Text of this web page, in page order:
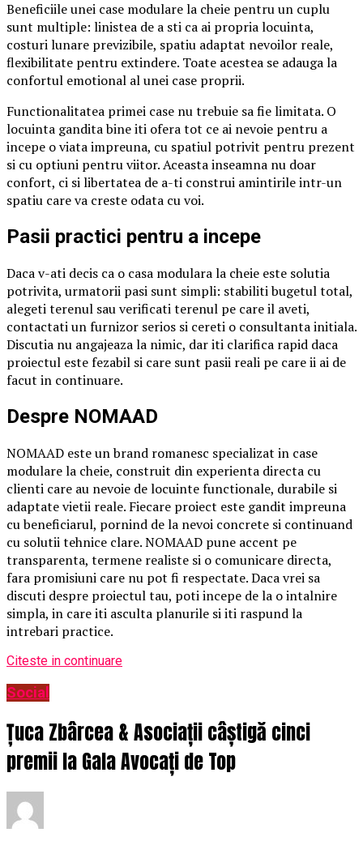
Beneficiile unei case modulare la cheie pentru un cuplu
sunt multiple: linistea de a sti ca ai propria locuinta,
costuri lunare previzibile, spatiu adaptat nevoilor reale,
flexibilitate pentru extindere. Toate acestea se adauga la
confortul emotional al unei case proprii.
Functionalitatea primei case nu trebuie sa fie limitata. O
locuinta gandita bine iti ofera tot ce ai nevoie pentru a
incepe o viata impreuna, cu spatiul potrivit pentru prezent
si cu optiuni pentru viitor. Aceasta inseamna nu doar
confort, ci si libertatea de a-ti construi amintirile intr-un
spatiu care va creste odata cu voi.
Pasii practici pentru a incepe
Daca v-ati decis ca o casa modulara la cheie este solutia
potrivita, urmatorii pasi sunt simpli: stabiliti bugetul total,
alegeti terenul sau verificati terenul pe care il aveti,
contactati un furnizor serios si cereti o consultanta initiala.
Discutia nu angajeaza la nimic, dar iti clarifica rapid daca
proiectul este fezabil si care sunt pasii reali pe care ii ai de
facut in continuare.
Despre NOMAAD
NOMAAD este un brand romanesc specializat in case
modulare la cheie, construit din experienta directa cu
clienti care au nevoie de locuinte functionale, durabile si
adaptate vietii reale. Fiecare proiect este gandit impreuna
cu beneficiarul, pornind de la nevoi concrete si continuand
cu solutii tehnice clare. NOMAAD pune accent pe
transparenta, termene realiste si o comunicare directa,
fara promisiuni care nu pot fi respectate. Daca vrei sa
discuti despre proiectul tau, poti incepe de la o intalnire
simpla, in care iti asculta planurile si iti raspund la
intrebari practice.
Citeste in continuare
Social
Țuca Zbârcea & Asociații câștigă cinci
premii la Gala Avocați de Top